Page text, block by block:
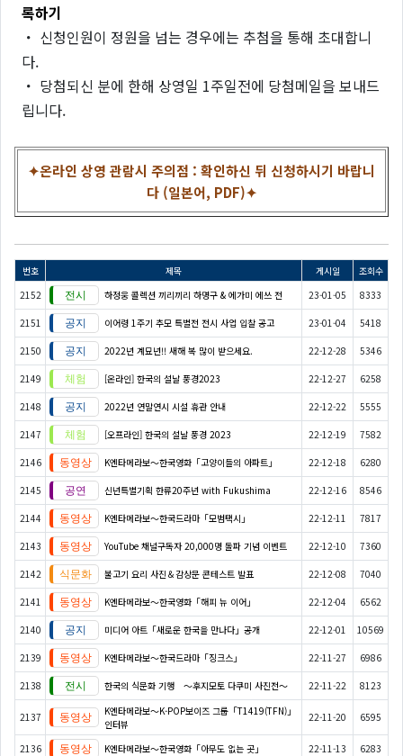
록하기
・ 신청인원이 정원을 넘는 경우에는 추첨을 통해 초대합니
다.
・ 당첨되신 분에 한해 상영일 1주일전에 당첨메일을 보내드
립니다.
✦온라인 상영 관람시 주의점 : 확인하신 뒤 신청하시기 바랍니
다 (일본어, PDF)✦
번호 제목 게시일
조회수
2152
하정웅 콜렉션 끼리끼리 하명구 & 에가미 에쓰 전 23-01-05 8333
2151 이어령 1주기 추모 특별전 전시 사업 입찰 공고 23-01-04 5418
2150 2022년 계묘년!! 새해 복 많이 받으세요. 22-12-28 5346
2149 [온라인] 한국의 설날 풍경2023 22-12-27 6258
2148 2022년 연말연시 시설 휴관 안내 22-12-22 5555
2147 [오프라인] 한국의 설날 풍경 2023 22-12-19 7582
2146 K엔타메라보～한국영화「고양이들의 아파트」 22-12-18 6280
2145 신년특별기획 한류20주년 with Fukushima 22-12-16 8546
2144 K엔타메라보～한국드라마「모범택시」 22-12-11 7817
2143 YouTube 채널구독자 20,000명 돌파 기념 이벤트 22-12-10 7360
2142 불고기 요리 사진＆감상문 콘테스트 발표 22-12-08 7040
2141 K엔타메라보～한국영화「해피 뉴 이어」 22-12-04 6562
2140 미디어 아트「새로운 한국을 만나다」공개 22-12-01 10569
2139 K엔타메라보～한국드라마「징크스」 22-11-27 6986
2138 한국의 식문화 기행 ～후지모토 다쿠미 사진전～ 22-11-22 8123
2137
K엔타메라보～K-POP보이즈 그룹「T1419(TFN)」
인터뷰
22-11-20 6595
2136 K엔타메라보～한국영화「아무도 없는 곳」 22-11-13 6283